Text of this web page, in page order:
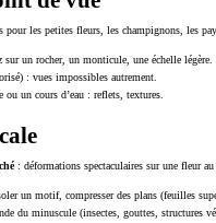
pour les petites fleurs, les champignons, les
un rocher, un monticule, une échelle légère.
: vues impossibles autrement.
ou un cours d’eau : reflets, textures.
: déformations spectaculaires sur une fleur
un motif, compresser des plans (feuilles
du minuscule (insectes, gouttes, structures